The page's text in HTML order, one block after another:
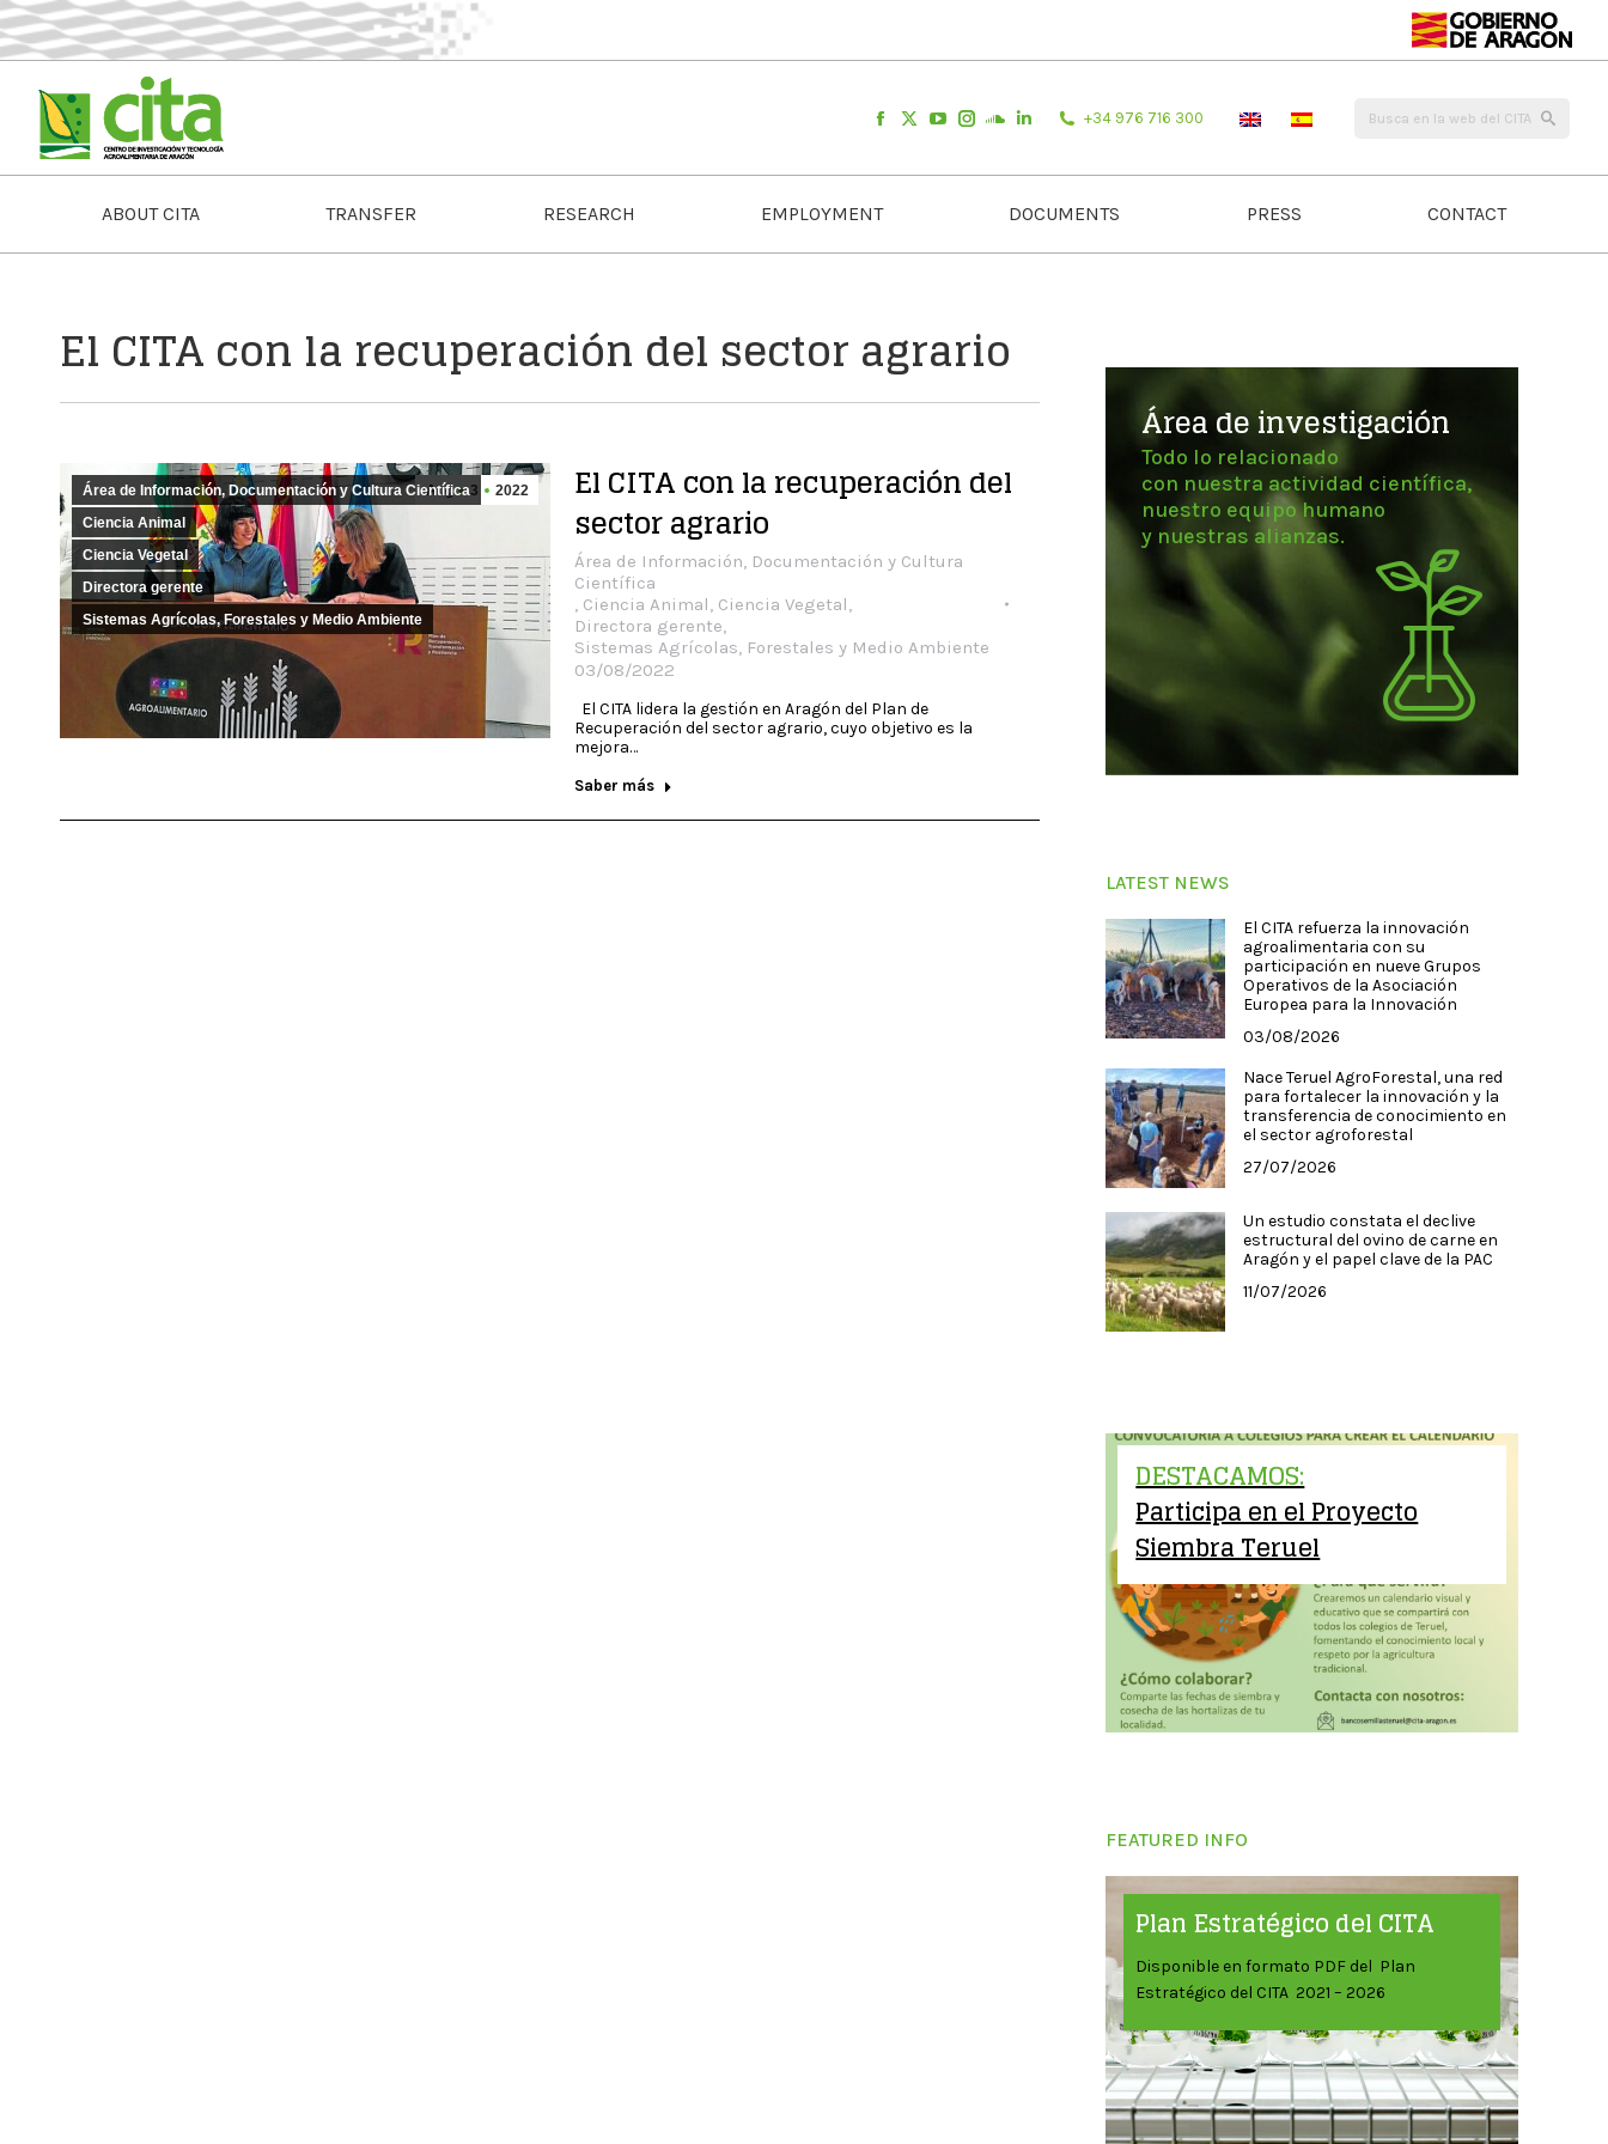
+34 976 716 300
ABOUT CITA TRANSFER RESEARCH EMPLOYMENT DOCUMENTS PRESS CONTACT
El CITA con la recuperación del sector agrario
Aug 3 2022
Área de Información, Documentación y Cultura Científica
Ciencia Animal
Ciencia Vegetal
Directora gerente
Sistemas Agrícolas, Forestales y Medio Ambiente
El CITA con la recuperación del
sector agrario
Área de Información, Documentación y Cultura
Científica
, Ciencia Animal, Ciencia Vegetal,
Directora gerente,
Sistemas Agrícolas, Forestales y Medio Ambiente
03/08/2022
El CITA lidera la gestión en Aragón del Plan de
Recuperación del sector agrario, cuyo objetivo es la
mejora…
Saber más
Área de investigación
Todo lo relacionado
con nuestra actividad científica,
nuestro equipo humano
y nuestras alianzas.
LATEST NEWS
El CITA refuerza la innovación
agroalimentaria con su
participación en nueve Grupos
Operativos de la Asociación
Europea para la Innovación
03/08/2026
Nace Teruel AgroForestal, una red
para fortalecer la innovación y la
transferencia de conocimiento en
el sector agroforestal
27/07/2026
Un estudio constata el declive
estructural del ovino de carne en
Aragón y el papel clave de la PAC
11/07/2026
DESTACAMOS:
Participa en el Proyecto
Siembra Teruel
FEATURED INFO
Plan Estratégico del CITA
Disponible en formato PDF del Plan
Estratégico del CITA 2021 – 2026